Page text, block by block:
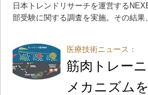
日本トレンドリサーチを運営する
部受験に関する調査を実施。その結
医療技術ニュース：
筋肉トレー
メカニズム